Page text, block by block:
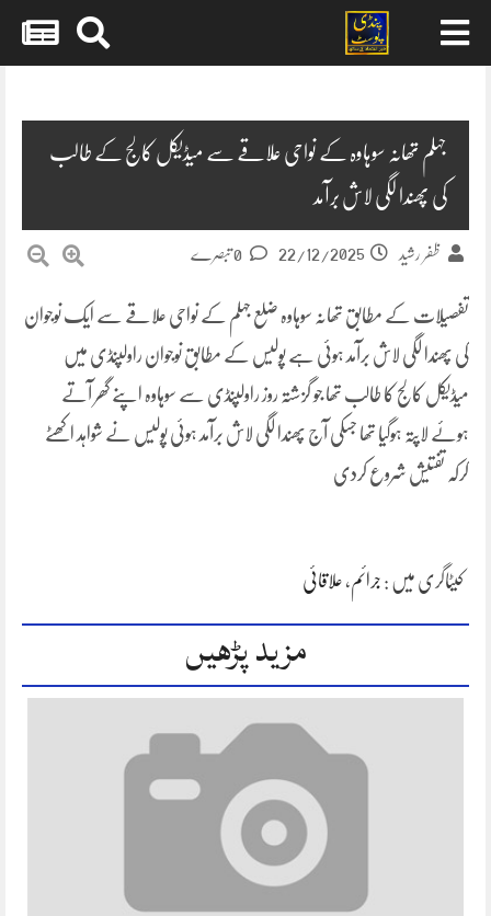
جہلم تھانہ سوہاوہ کے نواحی علاقے سے میڈیکل کالج کے طالب
کی پھندا لگی لاش برآمد
ظفر رشید 22/12/2025
تفصیلات کے مطابق تھانہ سوہاوہ ضلع جہلم کے نواحی علاقے سے ایک نوجوان
کی پھندا لگی لاش برآمد ہوئی ہے پولیس کے مطابق نوجوان راولپنڈی میں
میڈیکل کالج کا طالب تھا جو گزشتہ روز راولپنڈی سے سوہاوہ اپنے گھر آتے
ہوئے لاپتہ ہوگیا تھا جسکی آج پھندا لگی لاش برآمد ہوئی پولیس نے شواہد اکھٹے
کرکہ تفتیش شروع کردی
کیٹاگری میں : جرائم ، علاقائی
مزید پڑھیں